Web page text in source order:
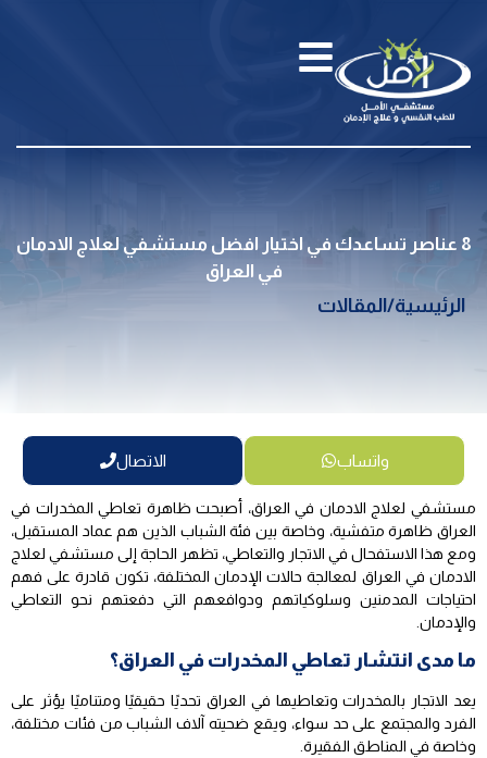
8 عناصر تساعدك في اختيار افضل مستشفي لعلاج الادمان
في العراق
الرئيسية/المقالات
واتساب الاتصال
مستشفي لعلاج الادمان في العراق، أصبحت ظاهرة تعاطي المخدرات في
العراق ظاهرة متفشية، وخاصة بين فئة الشباب الذين هم عماد المستقبل،
ومع هذا الاستفحال في الاتجار والتعاطي، تظهر الحاجة إلى مستشفي لعلاج
الادمان في العراق لمعالجة حالات الإدمان المختلفة، تكون قادرة على فهم
احتياجات المدمنين وسلوكياتهم ودوافعهم التي دفعتهم نحو التعاطي
والإدمان.
ما مدى انتشار تعاطي المخدرات في العراق؟
يعد الاتجار بالمخدرات وتعاطيها في العراق تحديًا حقيقيًا ومتناميًا يؤثر على
الفرد والمجتمع على حد سواء، ويقع ضحيته آلاف الشباب من فئات مختلفة،
وخاصة في المناطق الفقيرة.